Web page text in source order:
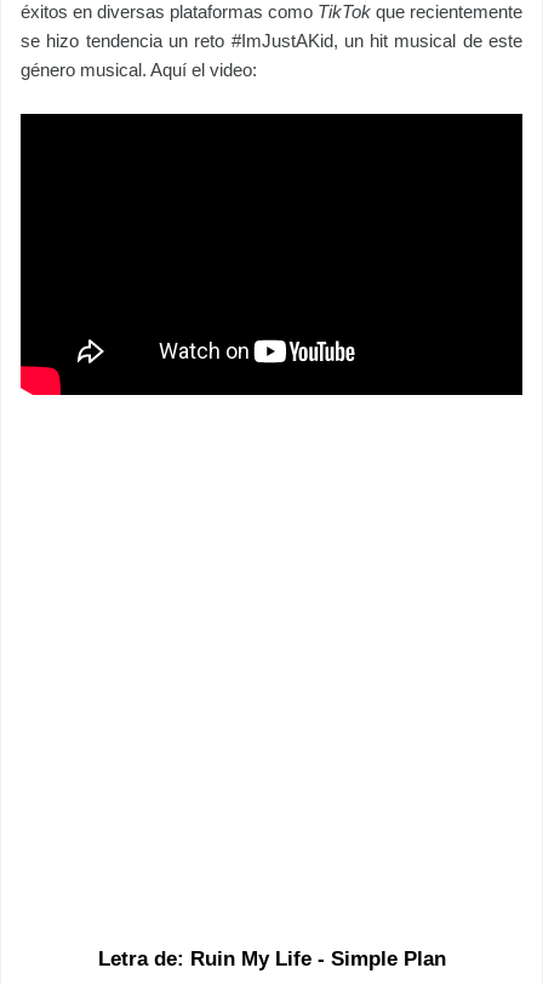
éxitos en diversas plataformas como TikTok que recientemente
se hizo tendencia un reto #ImJustAKid, un hit musical de este
género musical. Aquí el video:
Letra de: Ruin My Life - Simple Plan